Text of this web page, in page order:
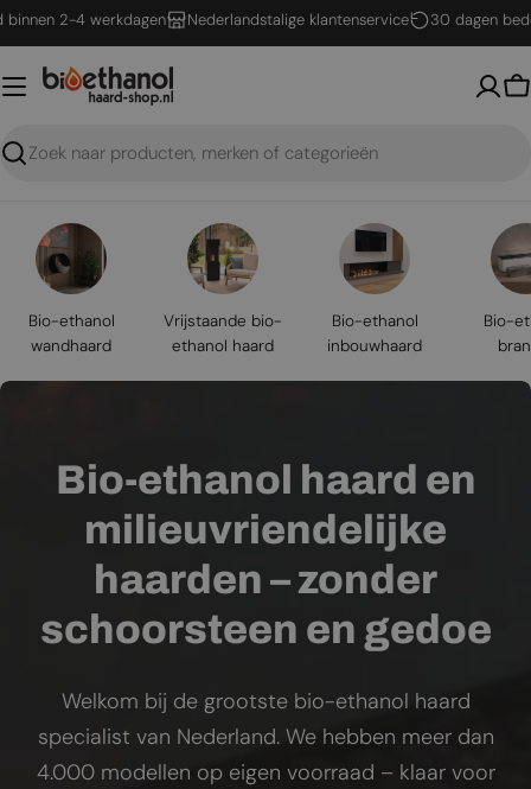
Ga
naar
inhoud
2-4 werkdagen Nederlandstalige klantenservice 30 dagen bedenktijd
Zoeken
Bio-ethanol
wandhaard
Vrijstaande bio-
ethanol haard
Bio-ethanol
inbouwhaard
Bio-
Bio-ethanol haard en
milieuvriendelijke
haarden – zonder
schoorsteen en gedoe
Welkom bij de grootste bio-ethanol haard
specialist van Nederland. We hebben meer dan
4.000 modellen op eigen voorraad – klaar voor